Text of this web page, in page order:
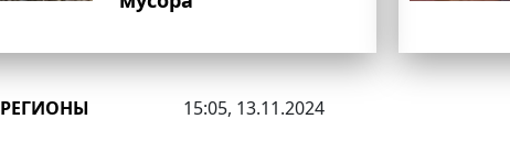
РЕГИОНЫ 15:05, 13.11.2024